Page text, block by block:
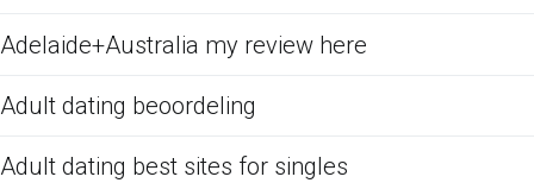
Adelaide+Australia my review here
Adult dating beoordeling
Adult dating best sites for singles